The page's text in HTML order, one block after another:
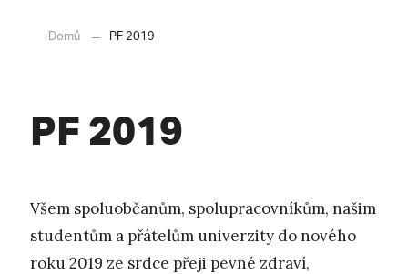
Domů PF 2019
PF 2019
Všem spoluobčanům, spolupracovníkům, našim
studentům a přátelům univerzity do nového
roku 2019 ze srdce přeji pevné zdraví,